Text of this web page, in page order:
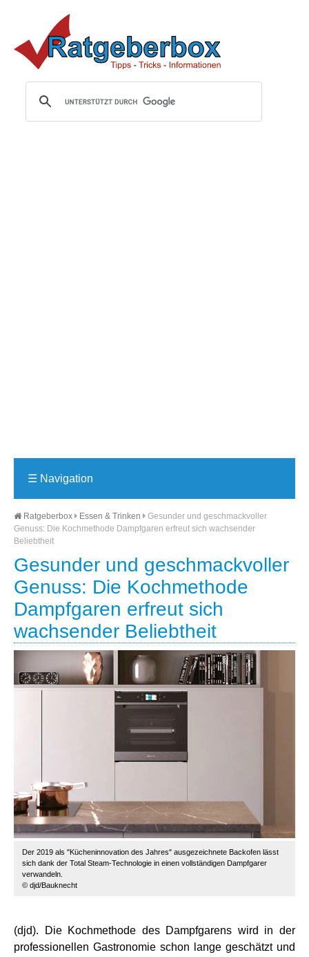
☰ Navigation
Ratgeberbox Essen & Trinken
Gesunder und geschmackvoller
Genuss: Die Kochmethode Dampfgaren erfreut sich wachsender
Beliebtheit
Gesunder und geschmackvoller
Genuss: Die Kochmethode
Dampfgaren erfreut sich
wachsender Beliebtheit
Der 2019 als "Kücheninnovation des Jahres" ausgezeichnete Backofen lässt
sich dank der Total Steam-Technologie in einen vollständigen Dampfgarer
verwandeln.
© djd/Bauknecht
(djd). Die Kochmethode des Dampfgarens wird in der
professionellen Gastronomie schon lange geschätzt und